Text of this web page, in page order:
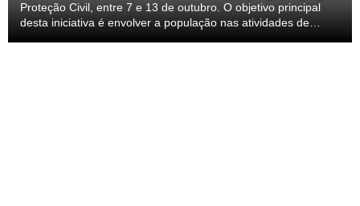
Proteção Civil, entre 7 e 13 de outubro. O objetivo principal
desta iniciativa é envolver a população nas atividades de